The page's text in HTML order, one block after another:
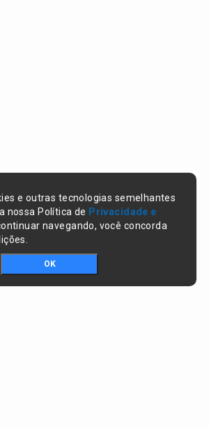
e outras tecnologias semelhantes
nossa Política de Privacidade e
navegando, você concorda
OK